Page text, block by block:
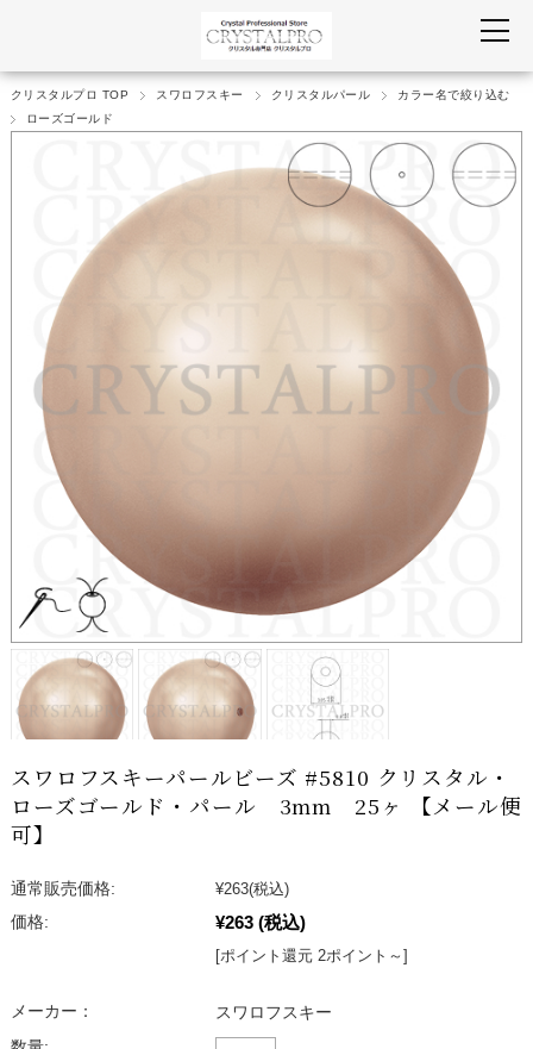
クリスタルプロ TOP スワロフスキー クリスタルパール
カラー名で絞り込む
ローズゴールド
スワロフスキーパールビーズ #5810 クリスタル・
ローズゴールド・パール 3mm 25ヶ 【メール便
可】
通常販売価格: ¥263(税込)
価格:
¥263 (税込)
[ポイント還元 2ポイント～]
メーカー：
スワロフスキー